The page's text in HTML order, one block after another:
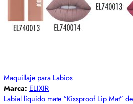
Maquillaje para Labios
Marca: ELIXIR
Labial líquido mate “Kissproof Lip Mat”